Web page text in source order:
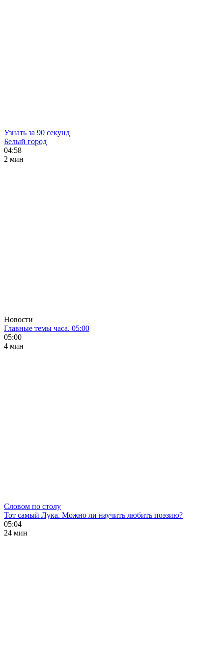
Узнать за 90 секунд
Белый город
04:58
2 мин
Новости
Главные темы часа. 05:00
05:00
4 мин
Словом по столу
Тот самый Лука. Можно ли научить любить поэзию?
05:04
24 мин